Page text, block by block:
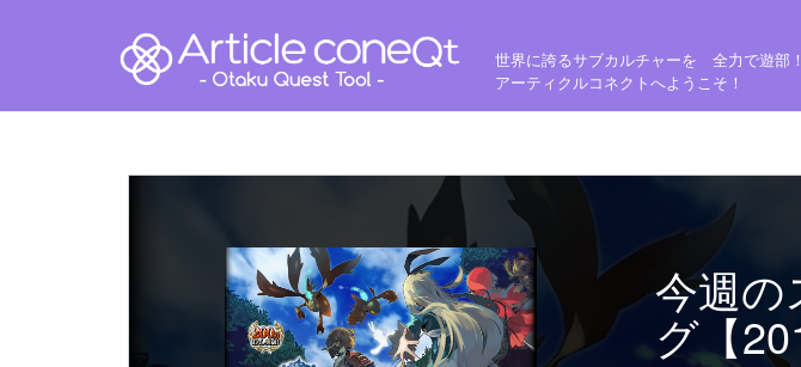
世界に誇るサブカルチャーを 全力で遊部！
アーティクルコネクトへようこそ！
今週の
グ【